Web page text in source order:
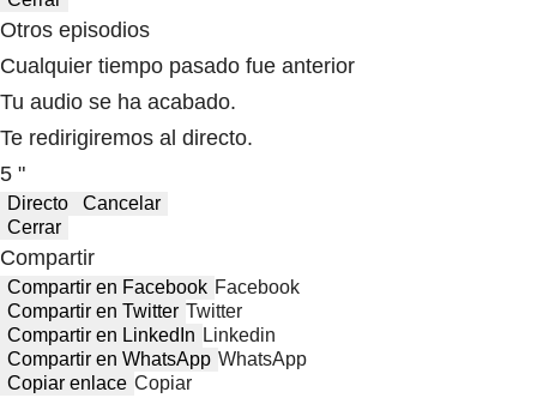
Otros episodios
Cualquier tiempo pasado fue anterior
Tu audio se ha acabado.
Te redirigiremos al directo.
5 "
Directo
Cancelar
Cerrar
Compartir
Compartir en Facebook Facebook
Compartir en Twitter Twitter
Compartir en LinkedIn Linkedin
Compartir en WhatsApp WhatsApp
Copiar enlace Copiar